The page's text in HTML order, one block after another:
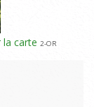
la carte 2-OR